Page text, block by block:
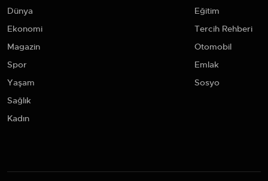
Dünya
Ekonomi
Magazin
Spor
Yaşam
Sağlık
Kadın
Eğitim
Tercih Rehberi
Otomobil
Emlak
Sosyo